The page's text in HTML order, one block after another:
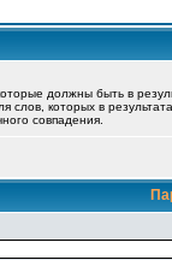
должны быть в
слов, которых в
совпадения.